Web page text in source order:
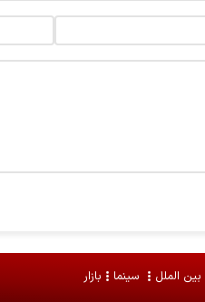
بین الملل سینما بازار